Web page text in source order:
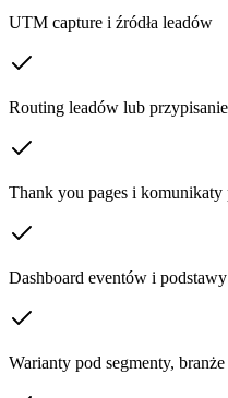
UTM capture i źródła leadów
Routing leadów lub
Thank you pages i komunikaty
Dashboard eventów i
Warianty pod segmenty, branże